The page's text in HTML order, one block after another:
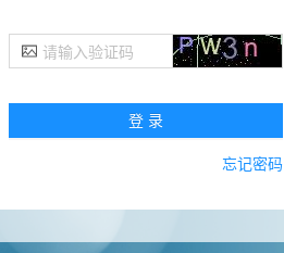
登录
忘记密码